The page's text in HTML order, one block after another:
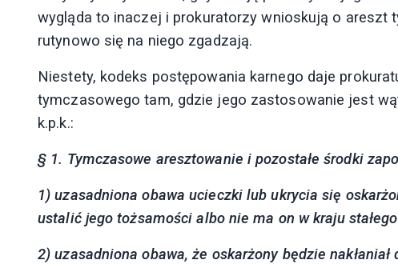
wygląda to inaczej i prokuratorzy wnioskują o areszt
rutynowo się na niego zgadzają.
Niestety, kodeks postępowania karnego daje
tymczasowego tam, gdzie jego zastosowanie jest
k.p.k.:
§ 1. Tymczasowe aresztowanie i pozostałe środki
1) uzasadniona obawa ucieczki lub ukrycia się
ustalić jego tożsamości albo nie ma on w kraju
2) uzasadniona obawa, że oskarżony będzie nakłaniał